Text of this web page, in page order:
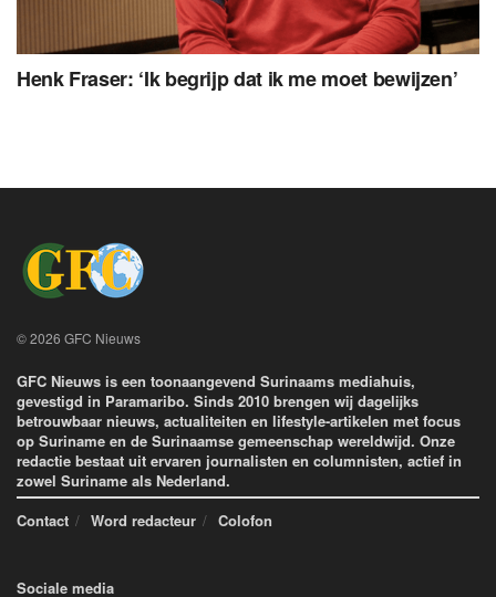
Henk Fraser: ‘Ik begrijp dat ik me moet bewijzen’
© 2026 GFC Nieuws
GFC Nieuws is een toonaangevend Surinaams mediahuis,
gevestigd in Paramaribo. Sinds 2010 brengen wij dagelijks
betrouwbaar nieuws, actualiteiten en lifestyle-artikelen met focus
op Suriname en de Surinaamse gemeenschap wereldwijd. Onze
redactie bestaat uit ervaren journalisten en columnisten, actief in
zowel Suriname als Nederland.
Contact
Word redacteur Colofon
Sociale media